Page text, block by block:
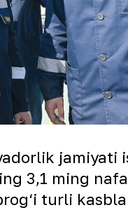
jamiyati
3,1 ming
turli